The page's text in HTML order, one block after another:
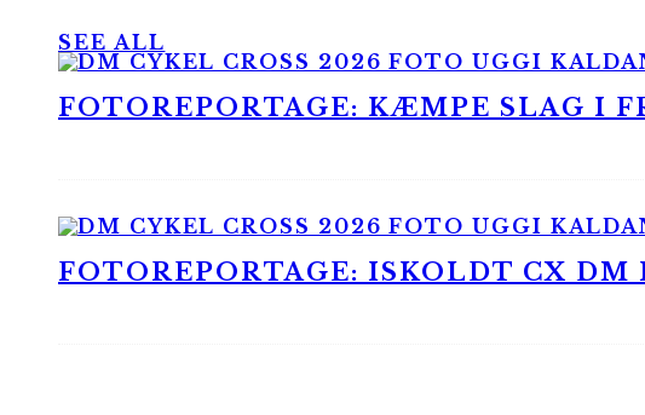
SEE ALL
FOTOREPORTAGE: KÆMPE SLAG I
FOTOREPORTAGE: ISKOLDT CX